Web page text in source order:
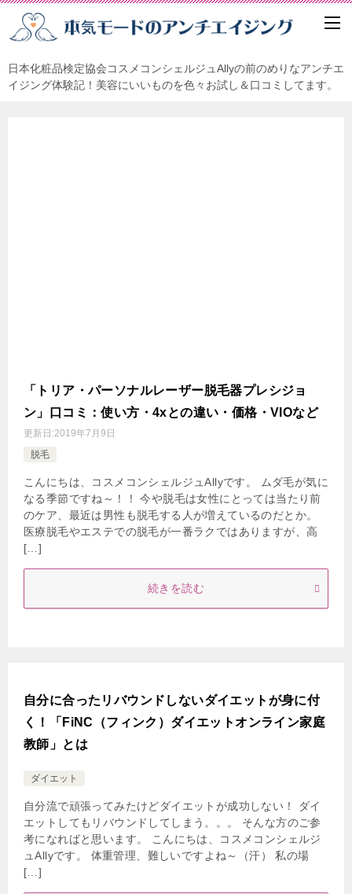
日本化粧品検定協会コスメコンシェルジュAllyの前のめりなアンチエ
イジング体験記！美容にいいものを色々お試し＆口コミしてます。
「トリア・パーソナルレーザー脱毛器プレシジョ
ン」口コミ：使い方・4xとの違い・価格・VIOなど
更新日:2019年7月9日
脱毛
こんにちは、コスメコンシェルジュAllyです。 ムダ毛が気に
なる季節ですね～！！ 今や脱毛は女性にとっては当たり前
のケア、最近は男性も脱毛する人が増えているのだとか。
医療脱毛やエステでの脱毛が一番ラクではありますが、高
[…]
続きを読む
自分に合ったリバウンドしないダイエットが身に付
く！「FiNC（フィンク）ダイエットオンライン家庭
教師」とは
ダイエット
自分流で頑張ってみたけどダイエットが成功しない！ ダイ
エットしてもリバウンドしてしまう。。。 そんな方のご参
考になればと思います。 こんにちは、コスメコンシェルジ
ュAllyです。 体重管理、難しいですよね～（汗） 私の場
[…]